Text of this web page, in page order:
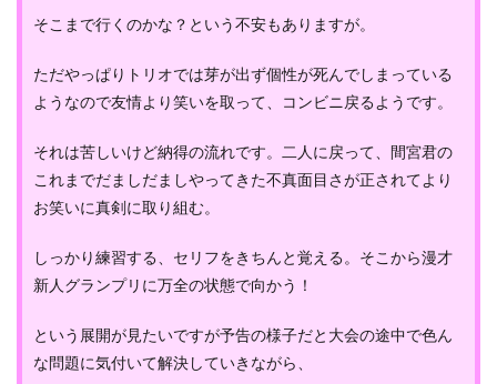
そこまで行くのかな？という不安もありますが。
ただやっぱりトリオでは芽が出ず個性が死んでしまっている
ようなので友情より笑いを取って、コンビニ戻るようです。
それは苦しいけど納得の流れです。二人に戻って、間宮君の
これまでだましだましやってきた不真面目さが正されてより
お笑いに真剣に取り組む。
しっかり練習する、セリフをきちんと覚える。そこから漫才
新人グランプリに万全の状態で向かう！
という展開が見たいですが予告の様子だと大会の途中で色ん
な問題に気付いて解決していきながら、